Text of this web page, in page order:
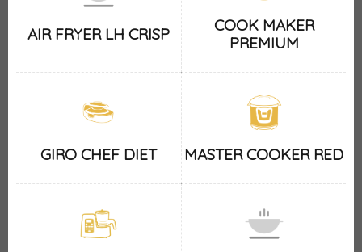
AIR FRYER LH CRISP
COOK MAKER
PREMIUM
GIRO CHEF DIET MASTER COOKER RED